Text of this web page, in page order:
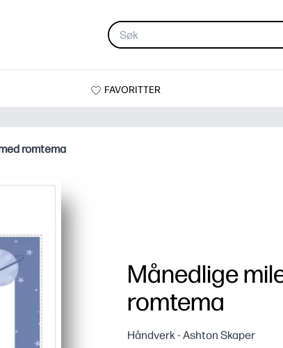
FAVORITTER
romtema
Månedlige
romtema
Håndverk - Ashton Skaper